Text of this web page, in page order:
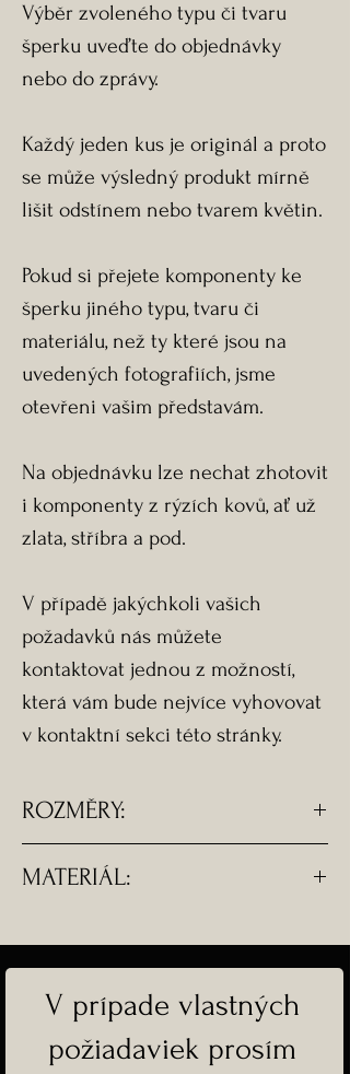
Výběr zvoleného typu či tvaru
šperku uveďte do objednávky
nebo do zprávy.
Každý jeden kus je originál a proto
se může výsledný produkt mírně
lišit odstínem nebo tvarem květin.
Pokud si přejete komponenty ke
šperku jiného typu, tvaru či
materiálu, než ty které jsou na
uvedených fotografiích, jsme
otevřeni vašim představám.
Na objednávku lze nechat zhotovit
i komponenty z rýzích kovů, ať už
zlata, stříbra a pod.
V případě jakýchkoli vašich
požadavků nás můžete
kontaktovat jednou z možností,
která vám bude nejvíce vyhovovat
v kontaktní sekci této stránky.
ROZMĚRY:
MATERIÁL:
V prípade vlastných
požiadaviek prosím